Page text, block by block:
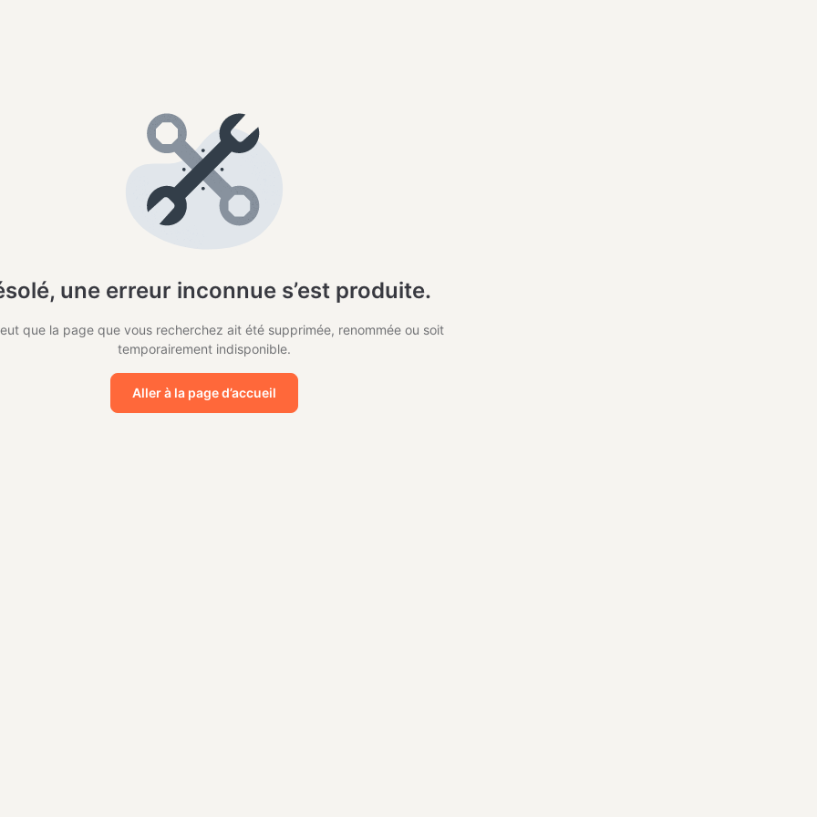
une erreur inconnue s’est produite.
que la page que vous recherchez ait été supprimée, renommée ou soit
temporairement indisponible.
Aller à la page d’accueil